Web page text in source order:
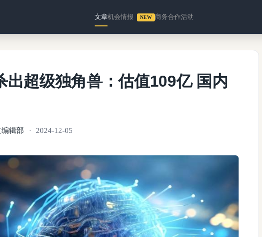
文章机会情报 NEW 商务合作活动
出超级独角兽：估值109亿 国内
辑部 2024-12-05